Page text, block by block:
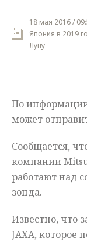
Мнения
18 мая 2016 /
Япония в 2019
Луну
По
может
Сообщается,
компании
работают над
зонда.
Известно, что
JAXA, которое